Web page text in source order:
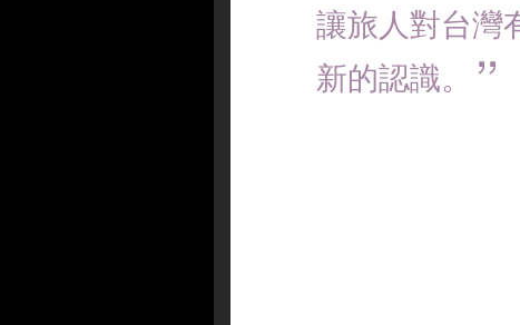
讓旅人對台灣
新的認識。